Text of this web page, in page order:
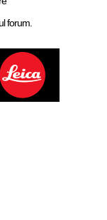
forum.